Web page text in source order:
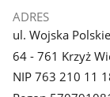
ADRES
ul. Wojska
64 - 761 Krzyż
NIP 763 210 11